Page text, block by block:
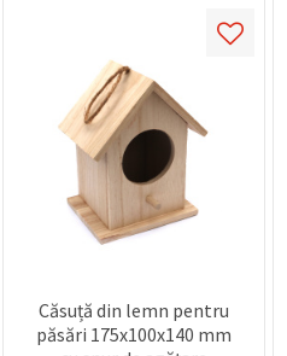
Căsuță din lemn pentru
păsări 175x100x140 mm